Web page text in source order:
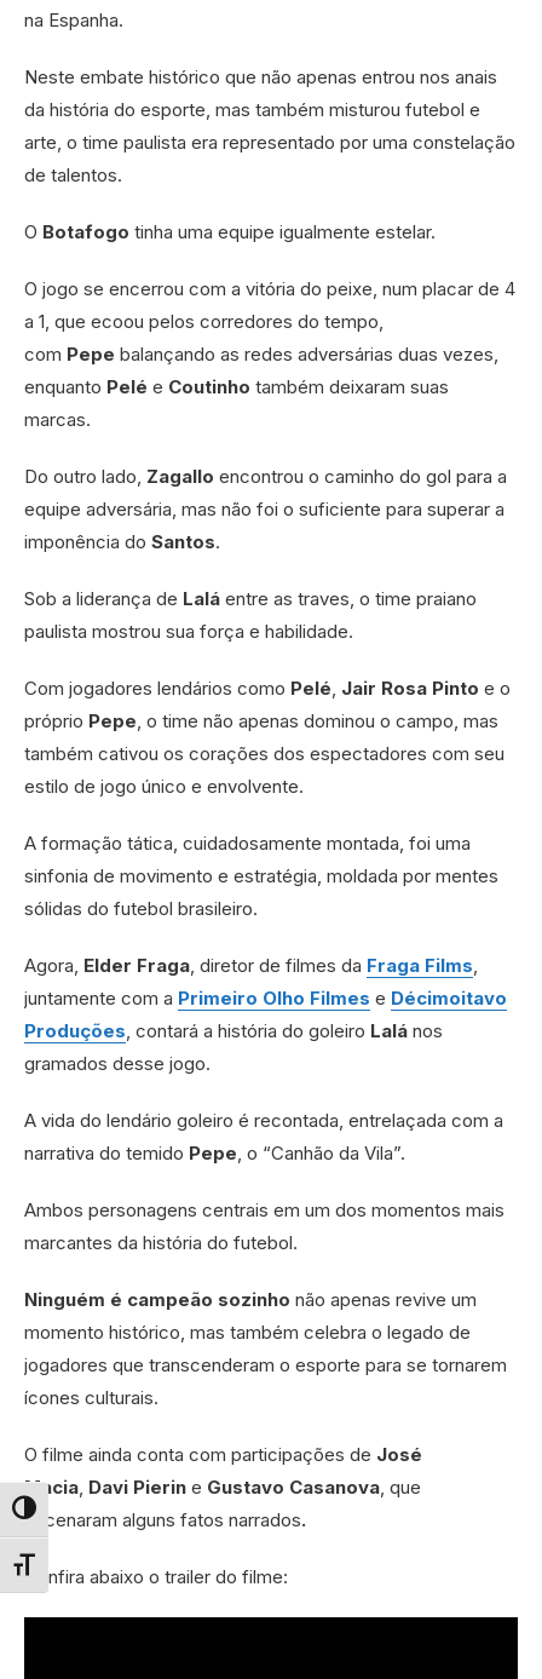
Alternar alto contraste
Alternar tamanho da fonte
na Espanha.
Neste embate histórico que não apenas entrou nos anais
da história do esporte, mas também misturou futebol e
arte, o time paulista era representado por uma constelação
de talentos.
O Botafogo tinha uma equipe igualmente estelar.
O jogo se encerrou com a vitória do peixe, num placar de 4
a 1, que ecoou pelos corredores do tempo,
com Pepe balançando as redes adversárias duas vezes,
enquanto Pelé e Coutinho também deixaram suas
marcas.
Do outro lado, Zagallo encontrou o caminho do gol para a
equipe adversária, mas não foi o suficiente para superar a
imponência do Santos.
Sob a liderança de Lalá entre as traves, o time praiano
paulista mostrou sua força e habilidade.
Com jogadores lendários como Pelé, Jair Rosa Pinto e o
próprio Pepe, o time não apenas dominou o campo, mas
também cativou os corações dos espectadores com seu
estilo de jogo único e envolvente.
A formação tática, cuidadosamente montada, foi uma
sinfonia de movimento e estratégia, moldada por mentes
sólidas do futebol brasileiro.
Agora, Elder Fraga, diretor de filmes da Fraga Films,
juntamente com a Primeiro Olho Filmes e Décimoitavo
Produções, contará a história do goleiro Lalá nos
gramados desse jogo.
A vida do lendário goleiro é recontada, entrelaçada com a
narrativa do temido Pepe, o “Canhão da Vila”.
Ambos personagens centrais em um dos momentos mais
marcantes da história do futebol.
Ninguém é campeão sozinho não apenas revive um
momento histórico, mas também celebra o legado de
jogadores que transcenderam o esporte para se tornarem
ícones culturais.
O filme ainda conta com participações de José
Macia, Davi Pierin e Gustavo Casanova, que
encenaram alguns fatos narrados.
Confira abaixo o trailer do filme: